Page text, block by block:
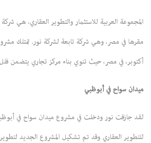
المجموعة العربية للاستثمار والتطوير العقاري، هي
أكتوبر، في مصر، حيث تنوي بناء مركز تجاري يتضمن
ميدان سواح في أبوظبي
لقد جازفت نور ودخلت في مشروع ميدان سواح في
للتطوير العقاري وقد تم تشكيل المشروع الجديد لتطوير